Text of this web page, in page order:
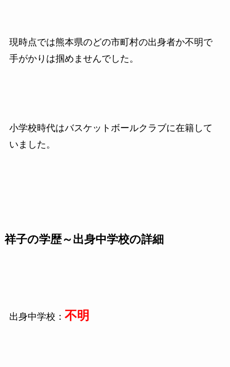
現時点では熊本県のどの市町村の出身者か不明で
手がかりは掴めませんでした。
小学校時代はバスケットボールクラブに在籍して
いました。
祥子の学歴～出身中学校の詳細
出身中学校： 不明